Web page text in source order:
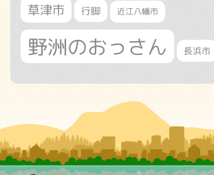
草津市 行脚 近江八幡市
野洲のおっさん 長浜市